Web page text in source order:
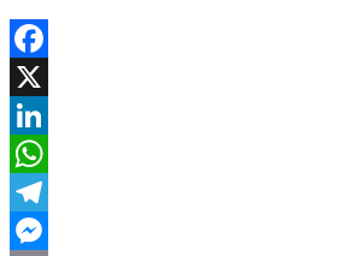
Facebook
X
LinkedIn
WhatsApp
Telegram